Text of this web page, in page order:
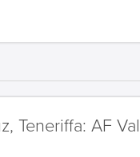
Teneriffa: AF